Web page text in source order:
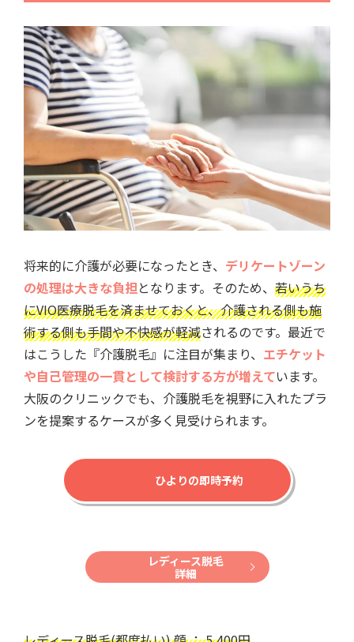
将来的に介護が必要になったとき、 デリケートゾーン
の処理は大きな負担となります。そのため、 若いうち
にVIO医療脱毛を済ませておくと、介護される側も施
術する側も手間や不快感が軽減されるのです。最近で
はこうした『介護脱毛』に注目が集まり、 エチケット
や自己管理の一貫として検討する方が増えています。
大阪のクリニックでも、介護脱毛を視野に入れたプラ
ンを提案するケースが多く見受けられます。
ひよりの即時予約
レディース脱毛
詳細